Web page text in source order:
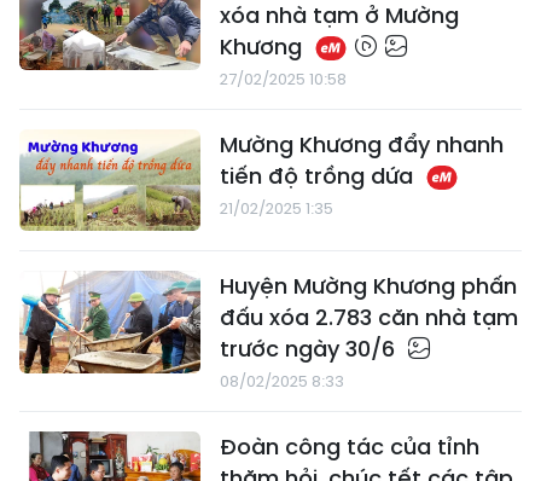
xóa nhà tạm ở Mường
Khương
27/02/2025 10:58
Mường Khương đẩy nhanh
tiến độ trồng dứa
21/02/2025 1:35
Huyện Mường Khương phấn
đấu xóa 2.783 căn nhà tạm
trước ngày 30/6
08/02/2025 8:33
Đoàn công tác của tỉnh